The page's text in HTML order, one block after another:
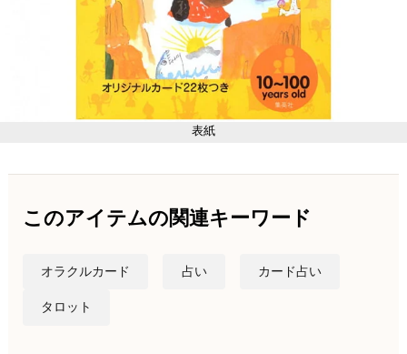
表紙
このアイテムの関連キーワード
オラクルカード 占い カード占い
タロット